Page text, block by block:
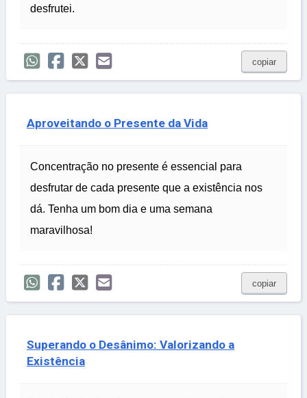
desfrutei.
copiar
Aproveitando o Presente da Vida
Concentração no presente é essencial para
desfrutar de cada presente que a existência nos
dá. Tenha um bom dia e uma semana
maravilhosa!
copiar
Superando o Desânimo: Valorizando a
Existência